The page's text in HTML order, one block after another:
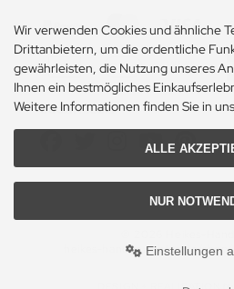
Social Media
heikes-handgewebtes.de/
DESIGN + REALISATION
Wir verwenden Cookies und ähnliche
Drittanbietern, um die ordentliche
gewährleisten, die Nutzung unseres
Ihnen ein bestmögliches
Weitere Informationen finden Sie in
ALLE
NUR
Einstellungen